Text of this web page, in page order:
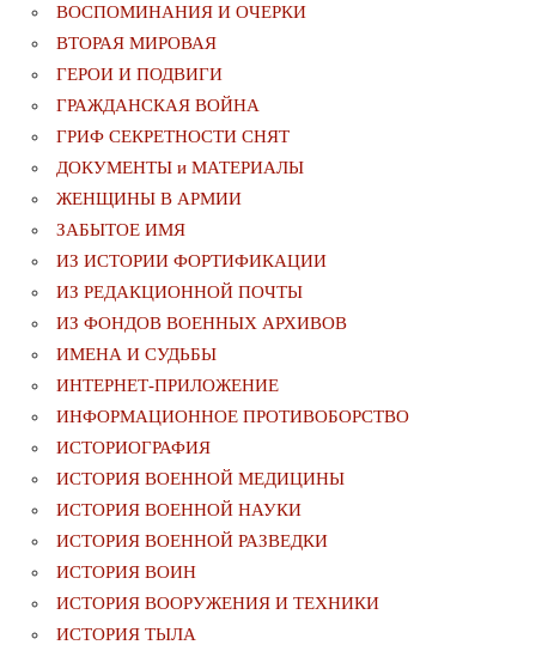
ВОСПОМИНАНИЯ И ОЧЕРКИ
ВТОРАЯ МИРОВАЯ
ГЕРОИ И ПОДВИГИ
ГРАЖДАНСКАЯ ВОЙНА
ГРИФ СЕКРЕТНОСТИ СНЯТ
ДОКУМЕНТЫ и МАТЕРИАЛЫ
ЖЕНЩИНЫ В АРМИИ
ЗАБЫТОЕ ИМЯ
ИЗ ИСТОРИИ ФОРТИФИКАЦИИ
ИЗ РЕДАКЦИОННОЙ ПОЧТЫ
ИЗ ФОНДОВ ВОЕННЫХ АРХИВОВ
ИМЕНА И СУДЬБЫ
ИНТЕРНЕТ-ПРИЛОЖЕНИЕ
ИНФОРМАЦИОННОЕ ПРОТИВОБОРСТВО
ИСТОРИОГРАФИЯ
ИСТОРИЯ ВОЕННОЙ МЕДИЦИНЫ
ИСТОРИЯ ВОЕННОЙ НАУКИ
ИСТОРИЯ ВОЕННОЙ РАЗВЕДКИ
ИСТОРИЯ ВОИН
ИСТОРИЯ ВООРУЖЕНИЯ И ТЕХНИКИ
ИСТОРИЯ ТЫЛА